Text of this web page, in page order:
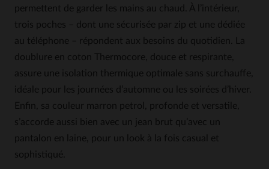
permettent de garder les mains au chaud. À l’intérieur,
trois poches – dont une sécurisée par zip et une dédiée
au téléphone – répondent aux besoins du quotidien. La
doublure en coton Thermocore, douce et respirante,
assure une isolation thermique optimale sans surchauffe,
idéale pour les journées d’automne ou les soirées d’hiver.
Enfin, sa couleur marron petrol, profonde et versatile,
s’accorde aussi bien avec un jean brut qu’avec un
pantalon en laine, pour un look à la fois casual et
sophistiqué.